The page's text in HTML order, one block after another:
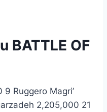
BATTLE OF
Ruggero Magri’
2,205,000 21